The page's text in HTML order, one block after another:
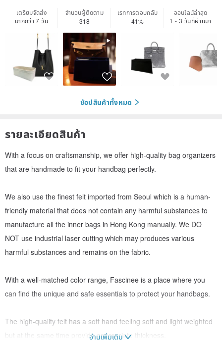
เตรียมจัดส่ง
มากกว่า 7 วัน
จำนวนผู้ติดตาม
318
เรทการตอบกลับ
41%
ออนไลน์ล่าสุด
1 - 3 วันที่ผ่านมา
ช้อปสินค้าทั้งหมด
รายละเอียดสินค้า
With a focus on craftsmanship, we offer high-quality bag organizers
that are handmade to fit your handbag perfectly.
We also use the finest felt imported from Seoul which is a human-
friendly material that does not contain any harmful substances to
manufacture all the inner bags in Hong Kong manually. We DO
NOT use industrial laser cutting which may produces various
harmful substances and remains on the fabric.
With a well-matched color range, Fascinee is a place where you
can find the unique and safe essentials to protect your handbags.
The high-quality felt has a soft hand feeling soft and light weighted
but at the same time provide appropriate thickness.
อ่านเพิ่มเติม